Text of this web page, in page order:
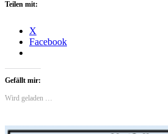
Teilen mit:
X
Facebook
Gefällt mir:
Wird geladen …